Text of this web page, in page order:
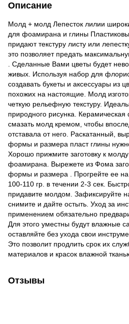
Описание
Молд + молд Лепесток лилии
для фоамирана и глины
придают текстуру листу или
это позволяет предать
. Сделанные Вами цветы будет
живых. Используя набор для
создавать букеты и аксессуары из
похожих на настоящие. Молд
четкую рельефную текстуру.
природного рисунка.
смазать молд кремом, чтобы
отставала от него. Раскатанный,
формы и размера пласт глины
Хорошо прижмите заготовку к
фоамирана. Вырежете из Фома
формы и размера . Прогрейте ее на
100-110 гр. в течении 2-3 сек.
придавите молдом. Зафиксируйте
снимите и дайте остыть. Уход за
применением обязательно
Для этого уместны будут влажные
оставляйте без ухода свои
Это позволит продлить срок их
материалов и красок влажной
Отзывы